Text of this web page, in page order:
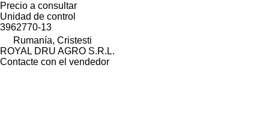
Precio a consultar
Unidad de control
3962770-13
Rumanía, Cristesti
ROYAL DRU AGRO S.R.L.
Contacte con el vendedor